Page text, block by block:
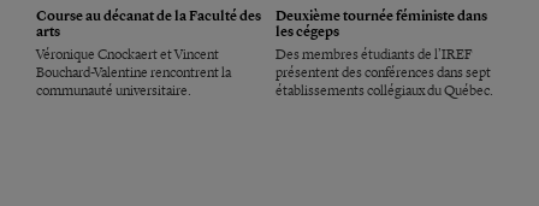
Course au décanat de la Faculté des
arts
Véronique Cnockaert et Vincent
Bouchard-Valentine rencontrent la
communauté universitaire.
Deuxième tournée féministe dans
les cégeps
Des membres étudiants de l’IREF
présentent des conférences dans sept
établissements collégiaux du Québec.